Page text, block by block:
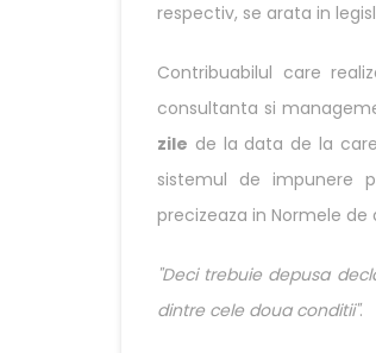
respectiv, se arata in
Contribuabilul care
consultanta si
zile de la data de la
sistemul de impunere
precizeaza in Normele de
"Deci trebuie depusa
dintre cele doua conditii".